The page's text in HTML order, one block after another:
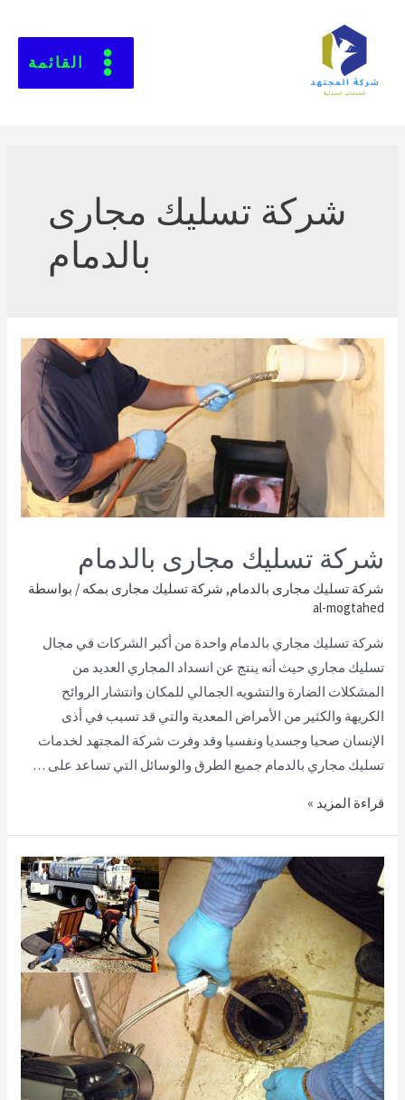
القائمة
شركة تسليك مجارى
بالدمام
شركة تسليك مجارى بالدمام
شركة تسليك مجارى بالدمام, شركة تسليك مجارى بمكه / بواسطة
al-mogtahed
شركة تسليك مجاري بالدمام واحدة من أكبر الشركات في مجال
تسليك مجاري حيث أنه ينتج عن انسداد المجاري العديد من
المشكلات الضارة والتشويه الجمالي للمكان وانتشار الروائح
الكريهة والكثير من الأمراض المعدية والتي قد تسبب في أذى
الإنسان صحيا وجسديا ونفسيا وقد وفرت شركة المجتهد لخدمات
تسليك مجاري بالدمام جميع الطرق والوسائل التي تساعد على …
قراءة المزيد »